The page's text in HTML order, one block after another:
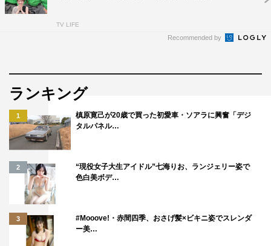
MBS／TBS系
9月19日（木）後7・00～8・00
TV LIFE
Recommended by
ランキング
1
槙原寛己が20歳で買った初愛車・ソアラに興奮「デジ
タルパネル…
2
“現役女子大生アイドル”七海りお、ランジェリー姿で
色白美ボデ…
3
#Mooove!・赤間四季、おさげ髪×ビキニ姿でスレンダ
ー美…